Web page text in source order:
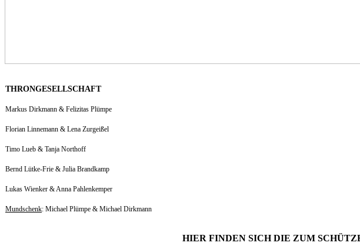
THRONGESELLSCHAFT
Markus Dirkmann & Felizitas Plümpe
Florian Linnemann & Lena Zurgeißel
Timo Lueb & Tanja Northoff
Bernd Lütke-Frie & Julia Brandkamp
Lukas Wienker & Anna Pahlenkemper
Mundschenk: Michael Plümpe & Michael Dirkmann
HIER FINDEN SICH DIE ZUM